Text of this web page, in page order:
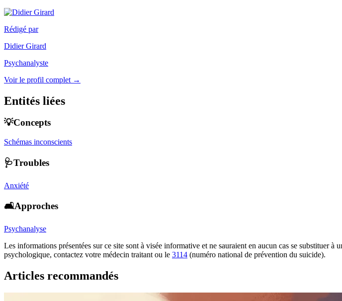
Rédigé par
Didier Girard
Psychanalyste
Voir le profil complet →
Entités liées
💡Concepts
Schémas inconscients
🩺Troubles
Anxiété
🛋️Approches
Psychanalyse
Les informations présentées sur ce site sont à visée informative et ne sauraient en aucun cas se substituer
psychologique, contactez votre médecin traitant ou le 3114 (numéro national de prévention du suicide).
Articles recommandés